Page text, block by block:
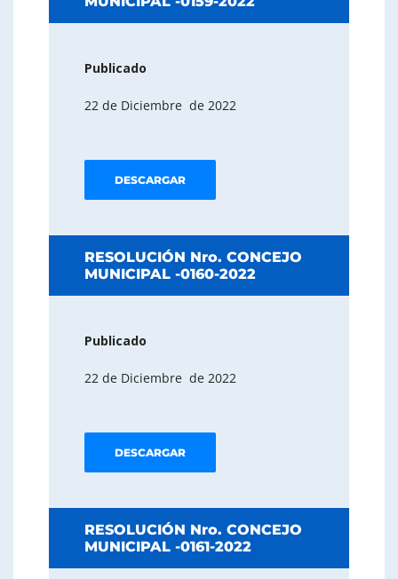
Publicado
22 de Diciembre de 2022
DESCARGAR
RESOLUCIÓN Nro. CONCEJO
MUNICIPAL -0160-2022
Publicado
22 de Diciembre de 2022
DESCARGAR
RESOLUCIÓN Nro. CONCEJO
MUNICIPAL -0161-2022